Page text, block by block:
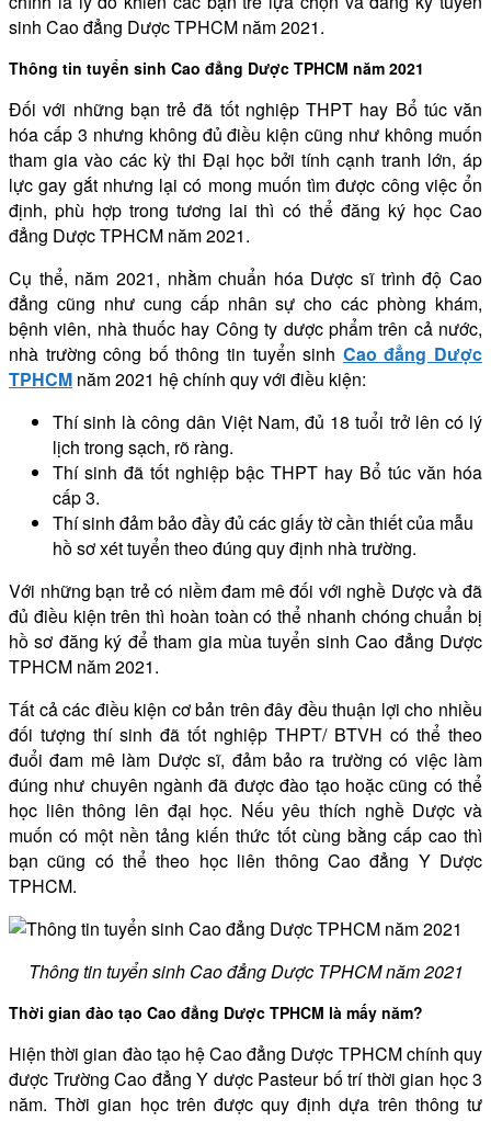
sinh Cao đẳng Dược TPHCM năm 2021.
Thông tin tuyển sinh Cao đẳng Dược TPHCM năm 2021
Đối với những bạn trẻ đã tốt nghiệp THPT hay Bổ túc văn
hóa cấp 3 nhưng không đủ điều kiện cũng như không muốn
tham gia vào các kỳ thi Đại học bởi tính cạnh tranh lớn, áp
lực gay gắt nhưng lại có mong muốn tìm được công việc ổn
định, phù hợp trong tương lai thì có thể đăng ký học Cao
đẳng Dược TPHCM năm 2021.
Cụ thể, năm 2021, nhằm chuẩn hóa Dược sĩ trình độ Cao
đẳng cũng như cung cấp nhân sự cho các phòng khám,
bệnh viên, nhà thuốc hay Công ty dược phẩm trên cả nước,
nhà trường công bố thông tin tuyển sinh Cao đẳng Dược
TPHCM năm 2021 hệ chính quy với điều kiện:
Thí sinh là công dân Việt Nam, đủ 18 tuổi trở lên có lý
lịch trong sạch, rõ ràng.
Thí sinh đã tốt nghiệp bậc THPT hay Bổ túc văn hóa
cấp 3.
Thí sinh đảm bảo đầy đủ các giấy tờ cần thiết của mẫu
hồ sơ xét tuyển theo đúng quy định nhà trường.
Với những bạn trẻ có niềm đam mê đối với nghề Dược và đã
đủ điều kiện trên thì hoàn toàn có thể nhanh chóng chuẩn bị
hồ sơ đăng ký để tham gia mùa tuyển sinh Cao đẳng Dược
TPHCM năm 2021.
Tất cả các điều kiện cơ bản trên đây đều thuận lợi cho nhiều
đối tượng thí sinh đã tốt nghiệp THPT/ BTVH có thể theo
đuổi đam mê làm Dược sĩ, đảm bảo ra trường có việc làm
đúng như chuyên ngành đã được đào tạo hoặc cũng có thể
học liên thông lên đại học. Nếu yêu thích nghề Dược và
muốn có một nền tảng kiến thức tốt cùng bằng cấp cao thì
bạn cũng có thể theo học liên thông Cao đẳng Y Dược
TPHCM.
Thông tin tuyển sinh Cao đẳng Dược TPHCM năm 2021
Thời gian đào tạo Cao đẳng Dược TPHCM là mấy năm?
Hiện thời gian đào tạo hệ Cao đẳng Dược TPHCM chính quy
được Trường Cao đẳng Y dược Pasteur bố trí thời gian học 3
năm. Thời gian học trên được quy định dựa trên thông tư